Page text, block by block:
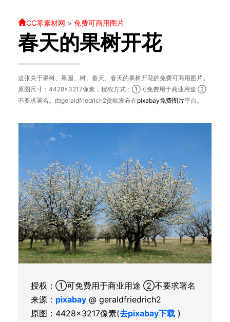
CC零素材网 > 免费可商用图片
春天的果树开花
这张关于果树、果园、树、春天、春天的果树开花的免费可商用图片。
原图尺寸：4428×3217像素，授权方式：①可免费用于商业用途 ②
不要求署名。由geraldfriedrich2贡献发布在pixabay免费图片平台。
授权：①可免费用于商业用途 ②不要求署名
来源： pixabay @ geraldfriedrich2
原图：4428×3217像素(去pixabay下载 )